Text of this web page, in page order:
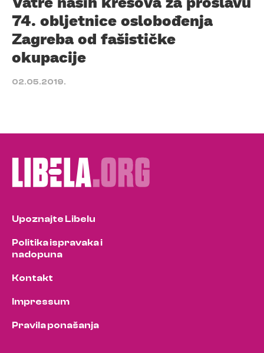
74. obljetnice oslobođenja
Zagreba od fašističke
okupacije
02.05.2019.
Upoznajte Libelu
Politika ispravaka i
nadopuna
Kontakt
Impressum
Pravila ponašanja